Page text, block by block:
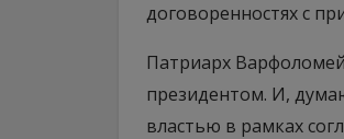
договоренностях с
Патриарх
президентом. И,
властью в рамках